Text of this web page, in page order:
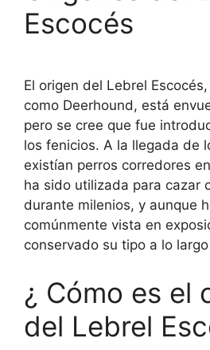
Escocés
El origen del Lebrel
como Deerhound, está
pero se cree que fue
los fenicios. A la llegada de
existían perros corredores
ha sido utilizada para cazar
durante milenios, y aunque
comúnmente vista en
conservado su tipo a lo
¿ Cómo es el
del Lebrel